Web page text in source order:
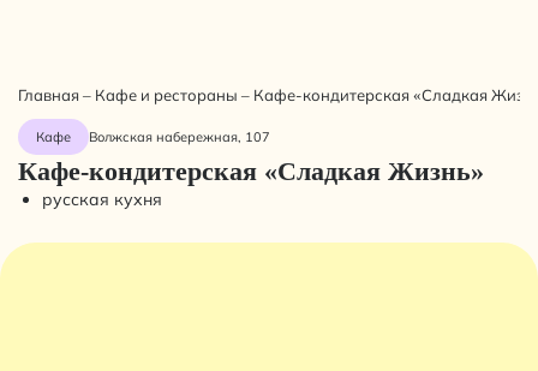
Главная – Кафе и рестораны – Кафе-кондитерская «Сладкая
Кафе Волжская набережная, 107
Кафе-кондитерская «Сладкая Жизнь»
русская кухня